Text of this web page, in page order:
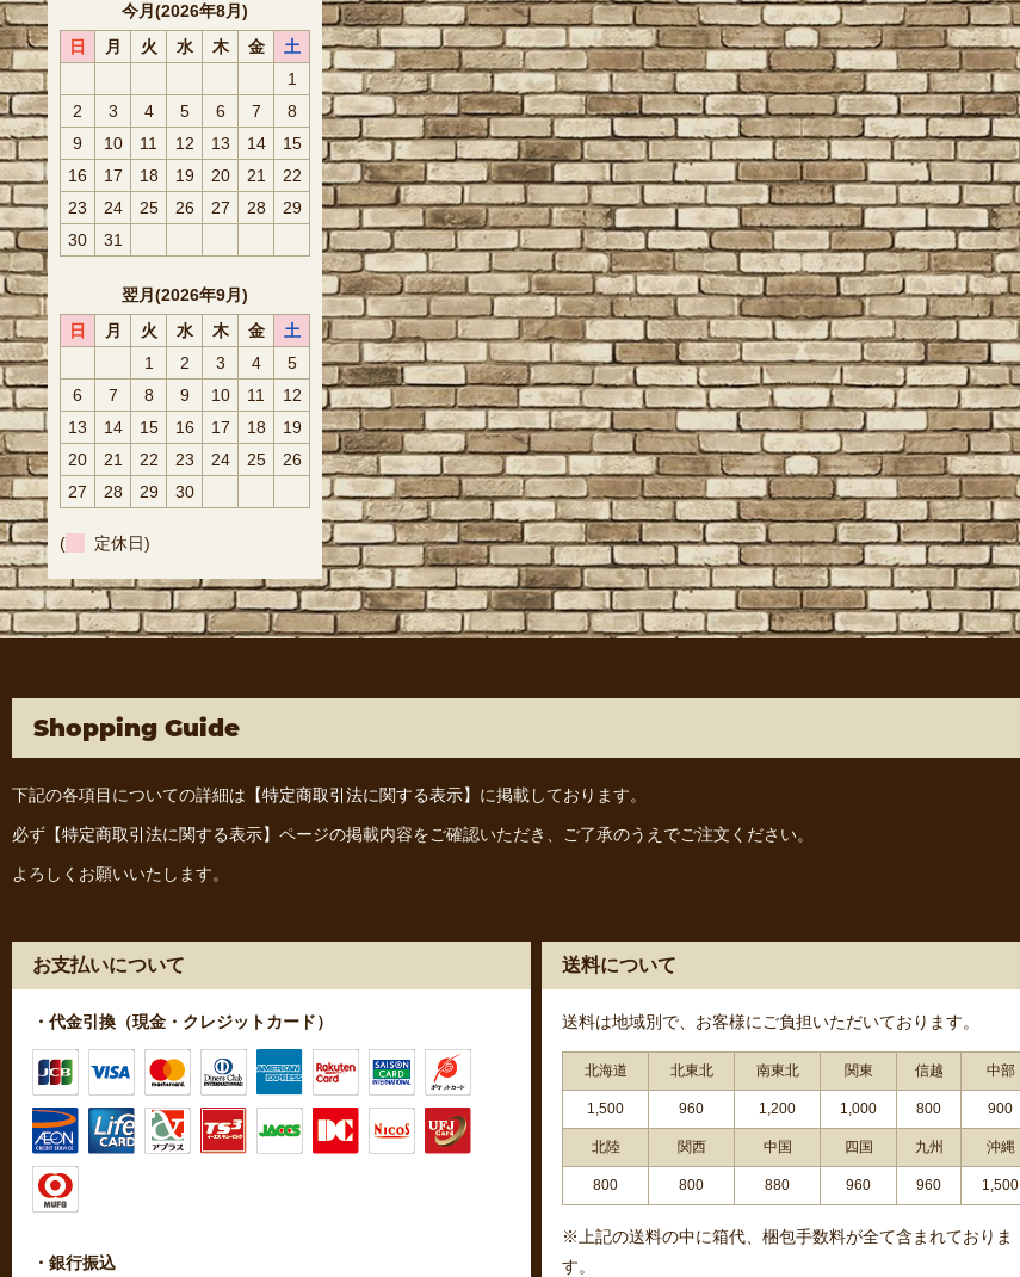
今月(2026年8月)
日
月 火 水 木 金
土
1
2
3 4 5 6 7
8
9
10 11 12 13 14
15
16
17 18 19 20 21
22
23
24 25 26 27 28
29
30
31
翌月(2026年9月)
日
月 火 水 木 金
土
1
2 3 4
5
6
7 8 9 10 11
12
13
14 15 16 17 18
19
20
21 22 23 24 25
26
27
28 29 30
( 定休日)
Shopping Guide
下記の各項目についての詳細は 【特定商取引法に関する表示】 に掲載しております。
必ず 【特定商取引法に関する表示】 ページの掲載内容をご確認いただき、ご了承のうえでご注文ください。
よろしくお願いいたします。
お支払いについて
・代金引換（現金・クレジットカード）
・銀行振込
送料について
送料は地域別で、お客様にご負担いただいております。
北海道 北東北 南東北 関東 信越 中部
1,500 960 1,200 1,000 800 900
北陸 関西 中国 四国 九州 沖縄
800 800 880 960 960 1,500
※上記の送料の中に箱代、梱包手数料が全て含まれておりま
す。